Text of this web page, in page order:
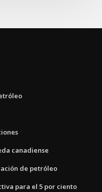
canadiense
de petróleo
para el 5 por ciento